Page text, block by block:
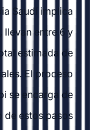
Saudí implica
entre 6 y
estimada de
El proceso
se encarga de
estos pasos: